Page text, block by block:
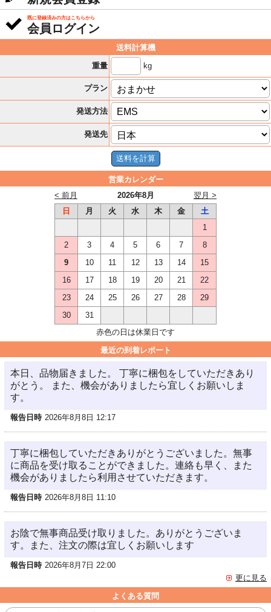
既に登録済みの方はこちらから
会員ログイン
送料計算機
重量
kg
プラン
発送方法
発送先
営業カレンダー
2026年8月
< 前月
翌月 >
日
月 火 水 木 金
土
1
2
3 4 5 6 7
8
9
10 11 12 13 14
15
16
17 18 19 20 21
22
23
24 25 26 27 28
29
30
31
赤色の日は休業日です
最近の到着レポート
本日、品物届きました。 丁寧に梱包をしていただきあり
がとう。 また、機会がありましたら宜しくお願いしま
す。
報告日時 2026年8月8日 12:17
丁寧に梱包していただきありがとうございました。無事
に商品を受け取ることができました。連絡も早く、また
機会がありましたら利用させていただきます。
報告日時 2026年8月8日 11:10
お陰で無事商品受け取りました。ありがとうございま
す。また、注文の際は宜しくお願いします
報告日時 2026年8月7日 22:00
更に見る
よくある質問